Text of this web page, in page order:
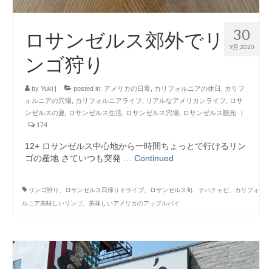
30
9月 2020
ロサンゼルス郊外でリ
ンゴ狩り
by Yuki | posted in: アメリカの日常 カリフォルニアの休日
カリフ
ォルニアの穴場 カリフォルニアライフ リアルなアメリカンライフ
ロサ
ンゼルスの夏
ロサンゼルス生活 ロサンゼルス穴場 ロサンゼルス観光
|
174
12+ ロサンゼルス中心地から一時間ちょっとで行けるリン
ゴの産地 さていつも突発 … Continued
リンゴ狩り、ロサンゼルス日帰りドライブ、ロサンゼルス旬、テハチャピ、カリフォ
ルニア美味しいリンゴ、美味しいアメリカのアップルパイ